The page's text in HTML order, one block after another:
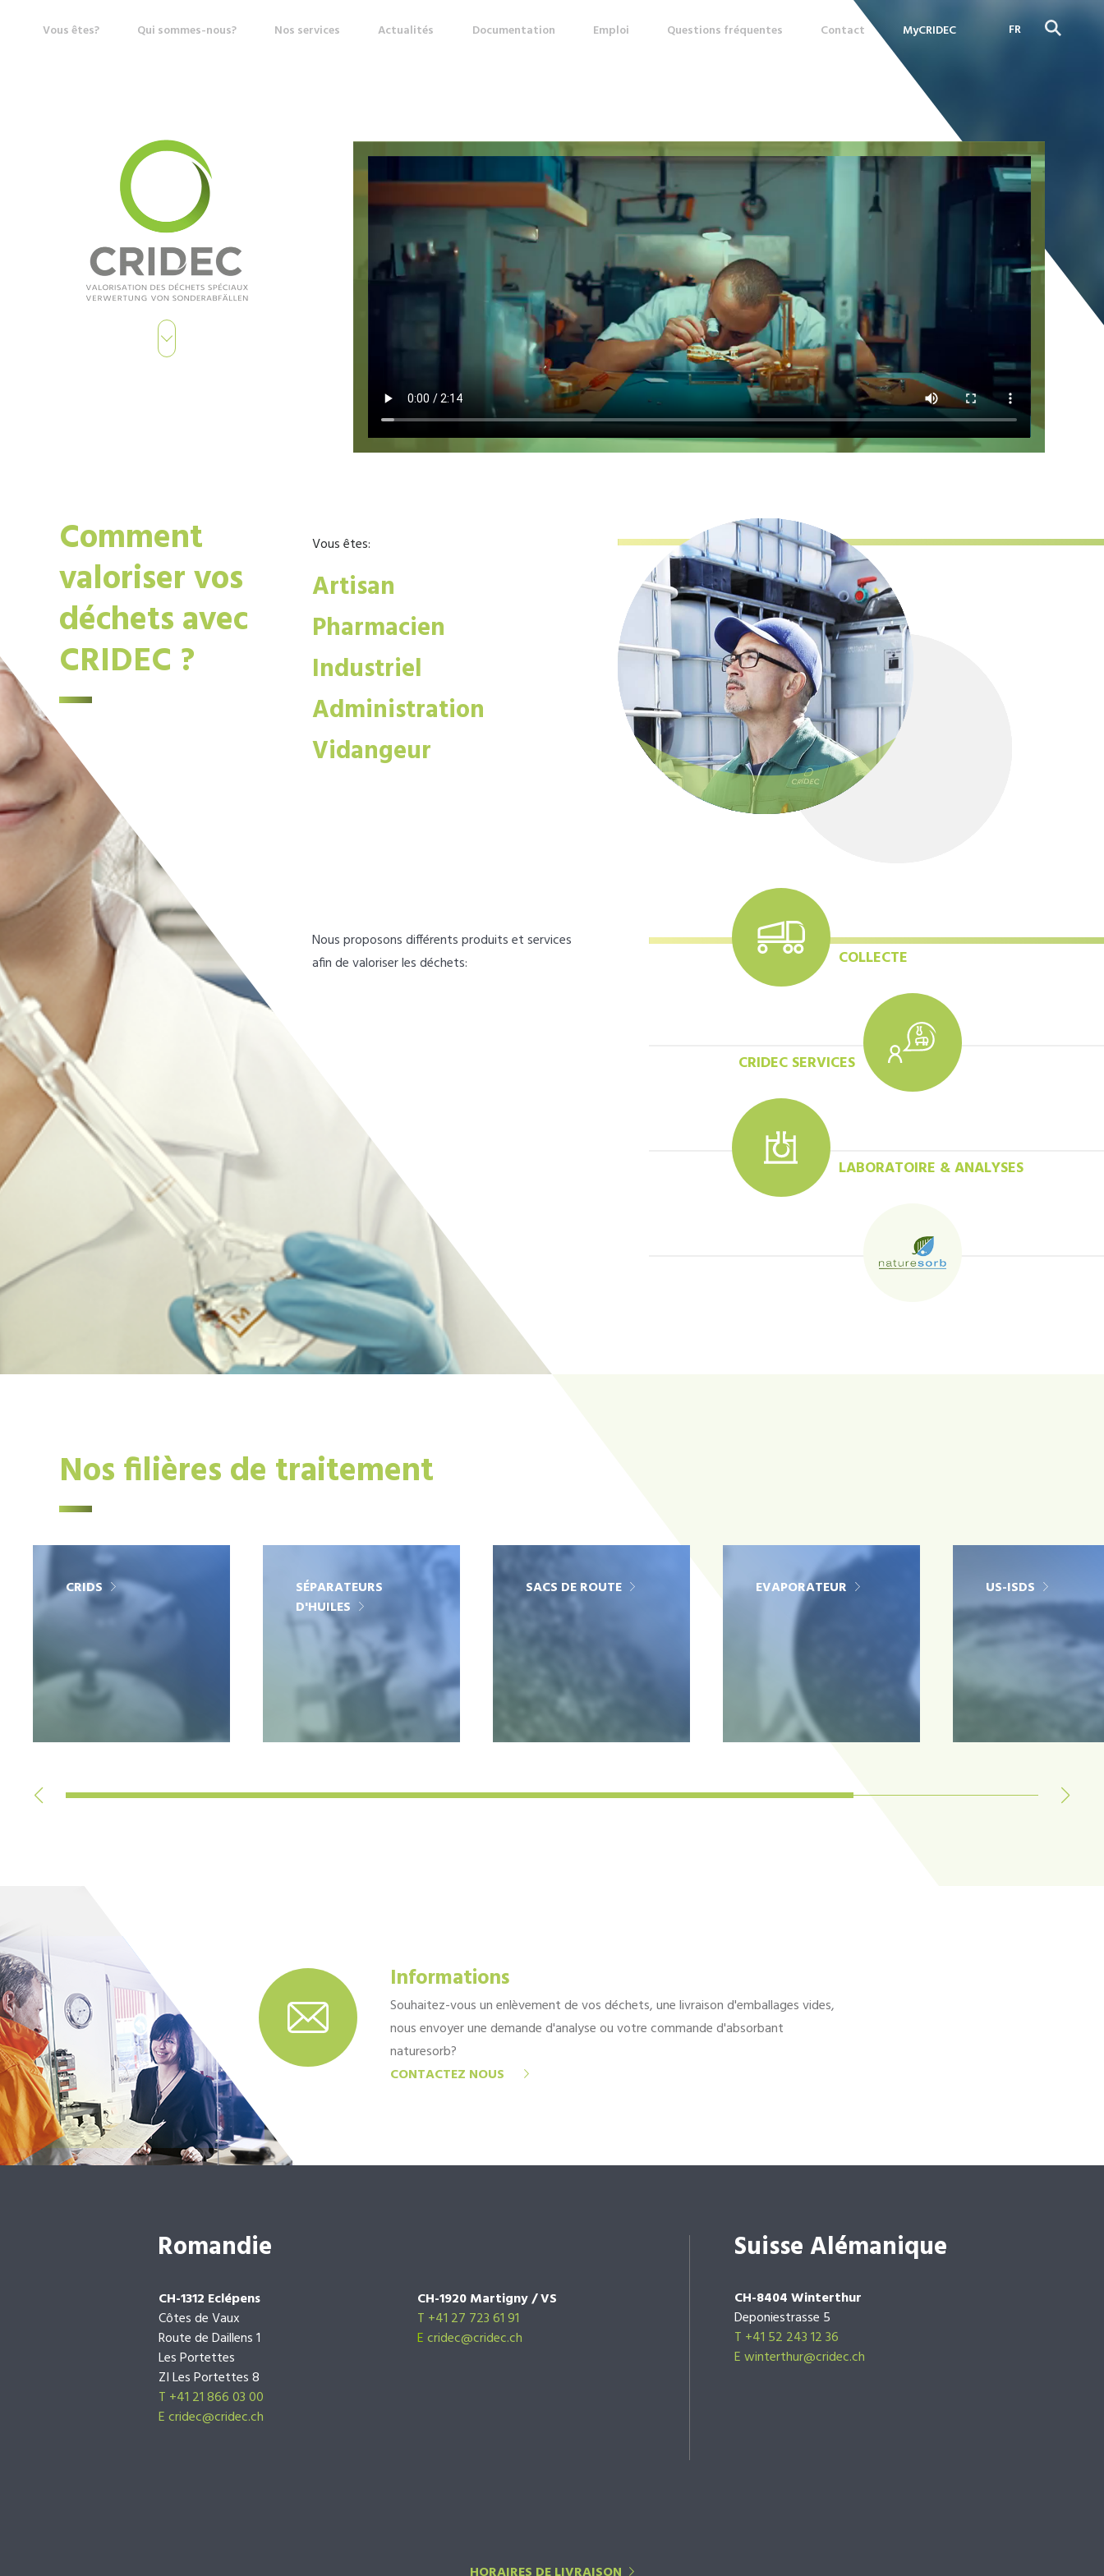
Vous êtes? Qui sommes-nous? Nos services Actualités Documentation Emploi Questions fréquentes Contact MyCRIDEC
FR
Comment
valoriser vos
déchets avec
CRIDEC ?
Vous êtes:
Artisan
Pharmacien
Industriel
Administration
Vidangeur
Nous proposons différents produits et services
afin de valoriser les déchets:
COLLECTE
CRIDEC SERVICES
LABORATOIRE & ANALYSES
Nos filières de traitement
CRIDS
SÉPARATEURS
D'HUILES
SACS DE ROUTE EVAPORATEUR US-ISDS
Informations
Souhaitez-vous un enlèvement de vos déchets, une livraison d'emballages vides,
nous envoyer une demande d'analyse ou votre commande d'absorbant
naturesorb?
CONTACTEZ NOUS
Romandie
CH-1312 Eclépens
Côtes de Vaux
Route de Daillens 1
Les Portettes
ZI Les Portettes 8
T +41 21 866 03 00
Ecridec@cridec.ch
CH-1920 Martigny / VS
T +41 27 723 61 91
Ecridec@cridec.ch
Suisse Alémanique
CH-8404 Winterthur
Deponiestrasse 5
T +41 52 243 12 36
E winterthur@cridec.ch